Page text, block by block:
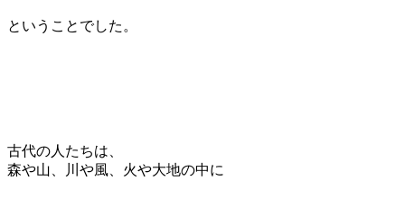
ということでした。
古代の人たちは、
森や山、川や風、火や大地の中に